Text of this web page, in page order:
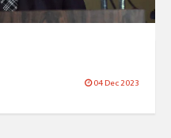
04 Dec 2023